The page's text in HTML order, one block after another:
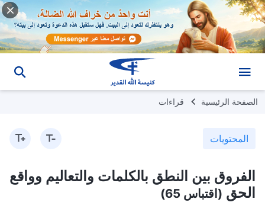
الصفحة الرئيسية قراءات
المحتويات
الفروق بين النطق بالكلمات والتعاليم وواقع
الحق (اقتباس 65)